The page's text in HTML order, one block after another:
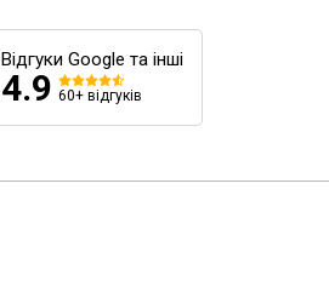
Відгуки Google та інші
4.9 60+ відгуків